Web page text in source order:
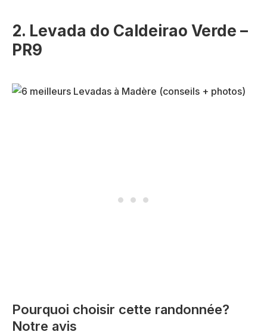
2. Levada do Caldeirao Verde –
PR9
Pourquoi choisir cette randonnée?
Notre avis